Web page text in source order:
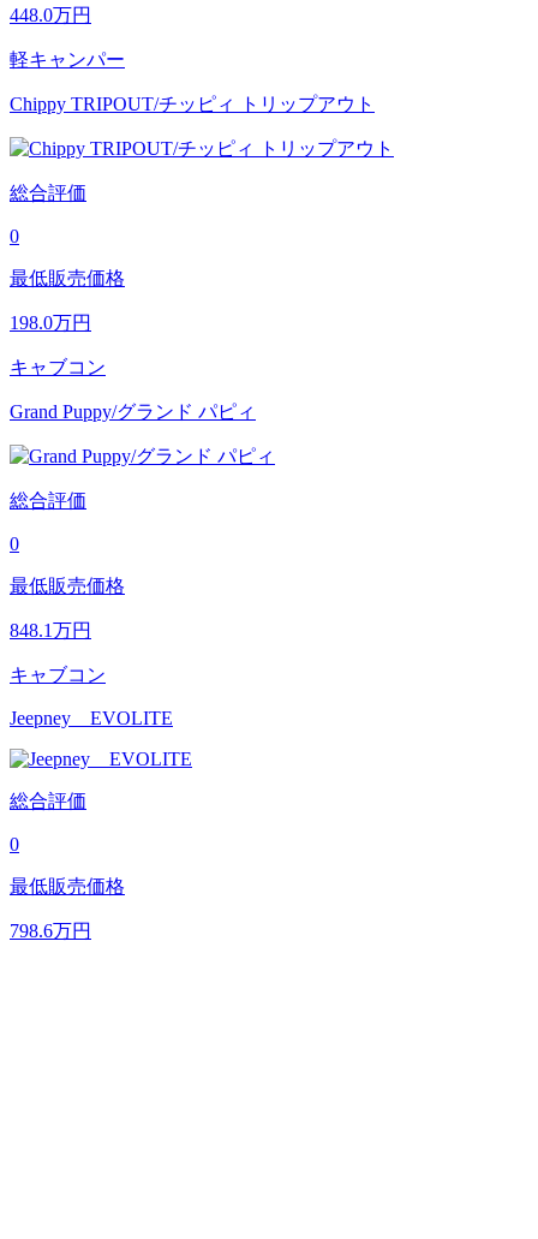
448.0万円
軽キャンパー
Chippy TRIPOUT/チッピィ トリップアウト
総合評価
0
最低販売価格
198.0万円
キャブコン
Grand Puppy/グランド パピィ
総合評価
0
最低販売価格
848.1万円
キャブコン
Jeepney EVOLITE
総合評価
0
最低販売価格
798.6万円